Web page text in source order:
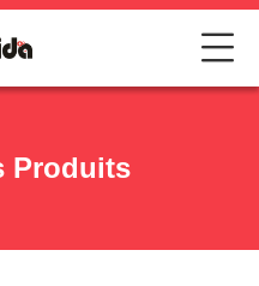
Produits